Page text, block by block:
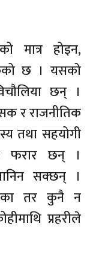
मात्र होइन,
छ । यसको
छन् ।
र राजनीतिक
तथा सहयोगी
फरार छन् ।
सक्छन् ।
तर कुनै न
प्रहरीले